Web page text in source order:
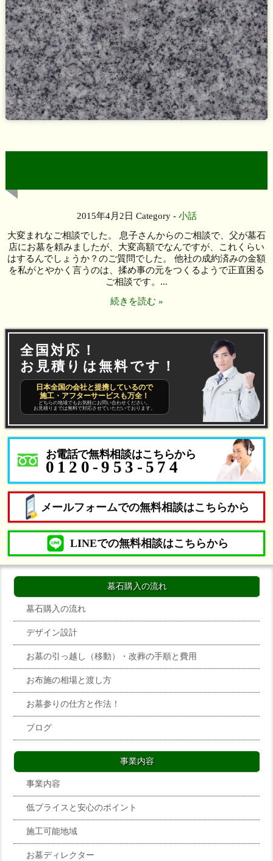
2015年4月2日 Category - 小話
大変まれなご相談でした。 息子さんからのご相談で、父が墓石
店にお墓を頼みましたが、大変高額でなんですが、これくらい
はするんでしょうか？のご質問でした。 他社の成約済みの金額
を私がとやかく言うのは、揉め事の元をつくるようで正直困る
ご相談です。...
続きを読む »
全国対応！
お見積りは無料です！
日本全国の会社と提携しているので
施工・アフターサービスも万全！
どちらの地域でもお気軽にお問い合わせください。
お見積りまでは無料で対応させていただいております。
お電話で無料相談はこちらから
0120-953-574
メールフォームでの無料相談はこちらから
LINEでの無料相談はこちらから
墓石購入の流れ
墓石購入の流れ
デザイン設計
お墓の引っ越し（移動）・改葬の手順と費用
お布施の相場と渡し方
お墓参りの仕方と作法！
ブログ
事業内容
事業内容
低プライスと安心のポイント
施工可能地域
お墓ディレクター